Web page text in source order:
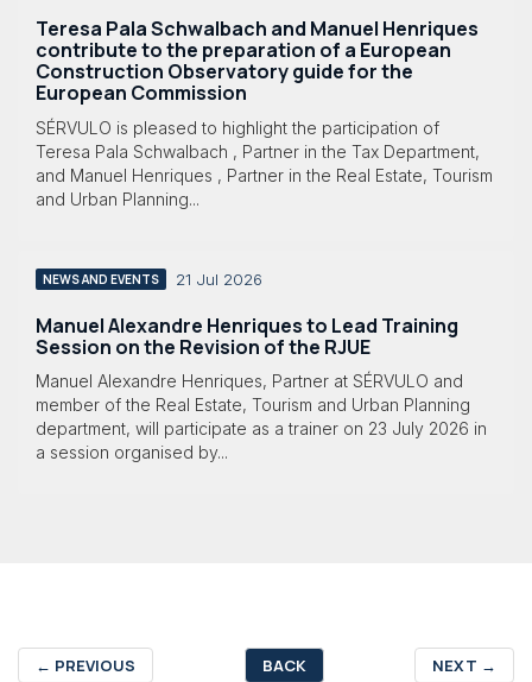
Teresa Pala Schwalbach and Manuel Henriques
contribute to the preparation of a European
Construction Observatory guide for the
European Commission
SÉRVULO is pleased to highlight the participation of
Teresa Pala Schwalbach , Partner in the Tax Department,
and Manuel Henriques , Partner in the Real Estate, Tourism
and Urban Planning...
NEWS AND EVENTS 21 Jul 2026
Manuel Alexandre Henriques to Lead Training
Session on the Revision of the RJUE
Manuel Alexandre Henriques, Partner at SÉRVULO and
member of the Real Estate, Tourism and Urban Planning
department, will participate as a trainer on 23 July 2026 in
a session organised by...
← PREVIOUS BACK NEXT →